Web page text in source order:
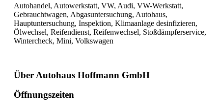
Autohandel, Autowerkstatt, VW, Audi, VW-Werkstatt,
Gebrauchtwagen, Abgasuntersuchung, Autohaus,
Hauptuntersuchung, Inspektion, Klimaanlage desinfizieren,
Ölwechsel, Reifendienst, Reifenwechsel, Stoßdämpferservice,
Wintercheck, Mini, Volkswagen
Über Autohaus Hoffmann GmbH
Öffnungszeiten